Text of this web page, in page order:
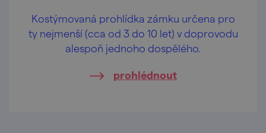
Kostýmovaná prohlídka zámku určena pro
ty nejmenší (cca od 3 do 10 let) v doprovodu
alespoň jednoho dospělého.
prohlédnout